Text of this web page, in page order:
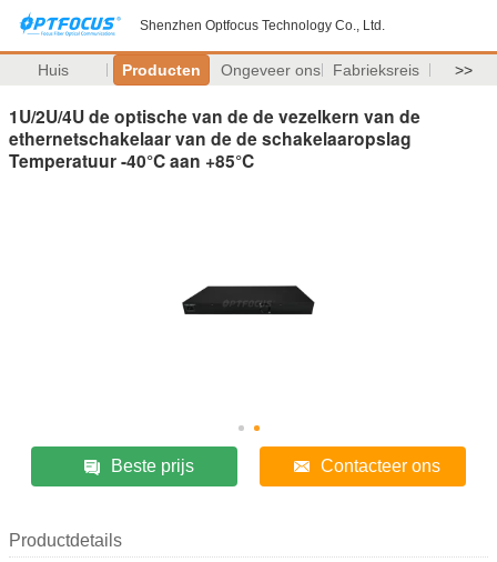
Shenzhen Optfocus Technology Co., Ltd.
Huis Producten Ongeveer ons Fabrieksreis >>
1U/2U/4U de optische van de de vezelkern van de
ethernetschakelaar van de de schakelaaropslag
Temperatuur -40°C aan +85°C
Beste prijs Contacteer ons
Productdetails